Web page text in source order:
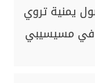
يمنية تروي
في مسيسيبي